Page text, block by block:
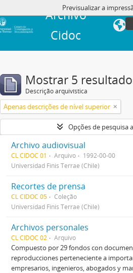
Archivo
Cidoc
Previsualizar a
Mostrar 5
Descrição arquivística
Apenas descrições de nível superior
Opções de pesquisa
Archivo audiovisual
CL CIDOC 01 Arquivo
1992-00-00
Universidad Finis Terrae (Chile)
Recortes de prensa
CL CIDOC 05
Coleção
Universidad Finis Terrae (Chile)
Archivos personales
CL CIDOC 02 Arquivo
Compuesto por 29 fondos con
reproducciones perteneciente a
empresarios, ingenieros, abogados y